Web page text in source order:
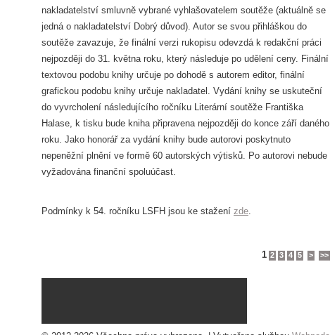
nakladatelství smluvně vybrané vyhlašovatelem soutěže (aktuálně se
jedná o nakladatelství Dobrý důvod). Autor se svou přihláškou do
soutěže zavazuje, že finální verzi rukopisu odevzdá k redakční práci
nejpozději do 31. května roku, který následuje po udělení ceny. Finální
textovou podobu knihy určuje po dohodě s autorem editor, finální
grafickou podobu knihy určuje nakladatel. Vydání knihy se uskuteční
do vyvrcholení následujícího ročníku Literární soutěže Františka
Halase, k tisku bude kniha připravena nejpozději do konce září daného
roku. Jako honorář za vydání knihy bude autorovi poskytnuto
nepeněžní plnění ve formě 60 autorských výtisků. Po autorovi nebude
vyžadována finanční spoluúčast.
Podmínky k 54. ročníku LSFH jsou ke stažení zde.
1 2 3 4 5 > >>